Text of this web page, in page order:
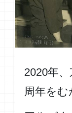
2020年
周年をむ